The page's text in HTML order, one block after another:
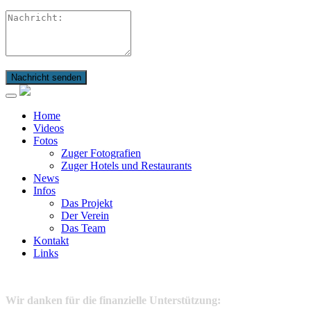
Nachricht senden
Home
Videos
Fotos
Zuger Fotografien
Zuger Hotels und Restaurants
News
Infos
Das Projekt
Der Verein
Das Team
Kontakt
Links
Wir danken für die finanzielle Unterstützung: